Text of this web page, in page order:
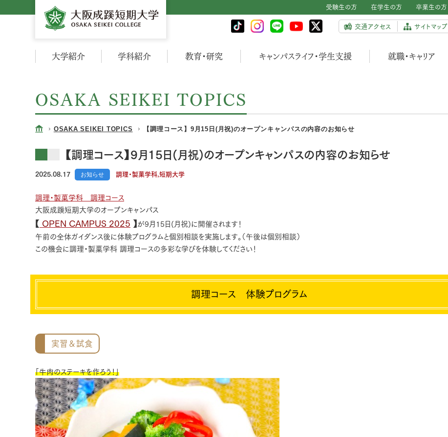
受験生の方 在学生の方 卒業生の方
大学紹介 学科紹介 教育・研究 キャンパスライフ・学生支援 就職・キャリア
交通アクセス サイトマップ
OSAKA SEIKEI TOPICS
OSAKA SEIKEI TOPICS 【調理コース】9月15日(月祝)のオープンキャンパスの内容のお知らせ
【調理コース】9月15日(月祝)のオープンキャンパスの内容のお知らせ
2025.08.17 お知らせ 調理・製菓学科,短期大学
調理・製菓学科 調理コース
大阪成蹊短期大学のオープンキャンパス
【 OPEN CAMPUS 2025 】 が9月15日(月祝)に開催されます！
午前の全体ガイダンス後に体験プログラムと個別相談を実施します。（午後は個別相談）
この機会に調理・製菓学科 調理コースの多彩な学びを体験してください！
調理コース 体験プログラム
実習＆試食
「牛肉のステーキを作ろう！」